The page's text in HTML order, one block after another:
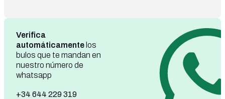
Verifica
automáticamente los
bulos que te mandan en
nuestro número de
whatsapp
+34 644 229 319